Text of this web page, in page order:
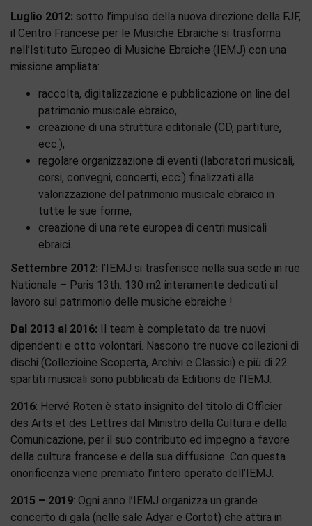
Luglio 2012: sotto l’impulso della nuova direzione della FJF,
il Centro Francese per le Musiche Ebraiche si trasforma
nell’Istituto Europeo di Musiche Ebraiche (IEMJ) con una
missione ampliata:
raccolta, digitalizzazione e pubblicazione on line del
patrimonio musicale ebraico,
creazione di una struttura editoriale (CD, partiture,
ecc.),
regolare organizzazione di eventi (laboratori musicali,
corsi, convegni, concerti, ecc.) finalizzati alla
valorizzazione del patrimonio musicale ebraico in
tutte le sue forme,
creazione di una rete europea di centri musicali
ebraici.
Settembre 2012: l’IEMJ si trasferisce nella sua sede in rue
Nationale – Paris 13th. 130 m2 interamente dedicati al
lavoro sul patrimonio delle musiche ebraiche !
Dal 2013 al 2016: Il team è completato da tre nuovi
dipendenti e otto volontari. Nascono tre nuove collezioni di
dischi (Collezioine Scoperta, Archivi e Classici) e più di 22
spartiti musicali sono pubblicati da Editions de l’IEMJ.
2016: Hervé Roten è stato insignito del titolo di Officier
des Arts et des Lettres dal Ministro della Cultura e della
Comunicazione, per il suo contributo ed impegno a favore
della cultura francese e della sua diffusione. Con questa
onorificenza viene premiato l’intero operato dell’IEMJ.
2015 – 2019: Ogni anno l’IEMJ organizza un grande
concerto di gala (nelle sale Adyar e Cortot) che attira in